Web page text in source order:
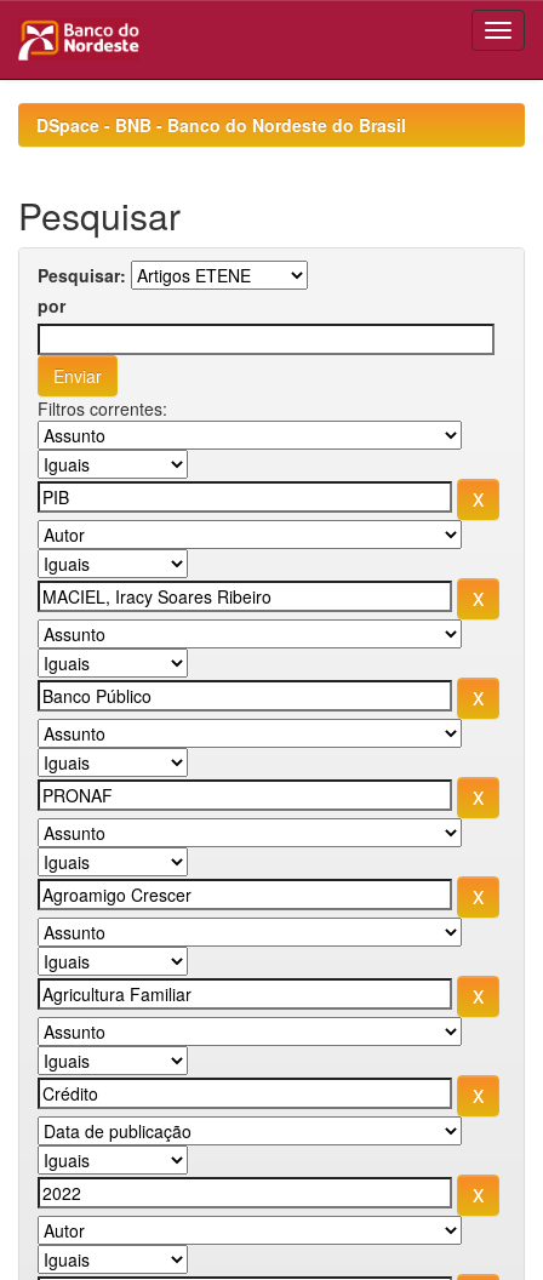
navigationDSpace - BNB - Banco do Nordeste do Brasil
Pesquisar
Pesquisar:
por
Filtros correntes: